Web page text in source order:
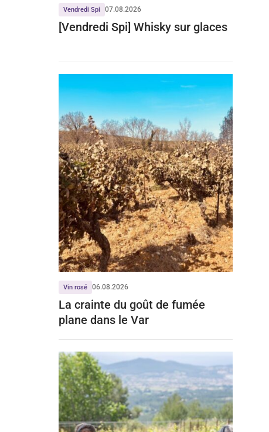
Vendredi Spi 07.08.2026
[Vendredi Spi] Whisky sur glaces
Vin rosé 06.08.2026
La crainte du goût de fumée
plane dans le Var